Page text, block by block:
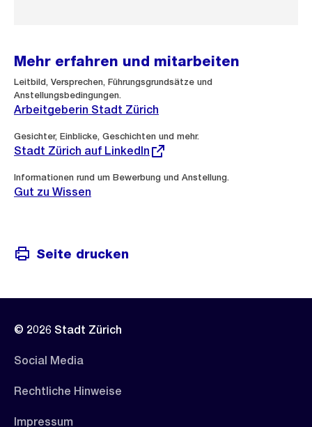
Mehr erfahren und mitarbeiten
Leitbild, Versprechen, Führungsgrundsätze und
Anstellungsbedingungen.
Arbeitgeberin Stadt Zürich
Gesichter, Einblicke, Geschichten und mehr.
Externer
Link:
Stadt Zürich auf LinkedIn
Informationen rund um Bewerbung und Anstellung.
Gut zu Wissen
Seite drucken
© 2026 Stadt Zürich
Social Media
Rechtliche Hinweise
Impressum